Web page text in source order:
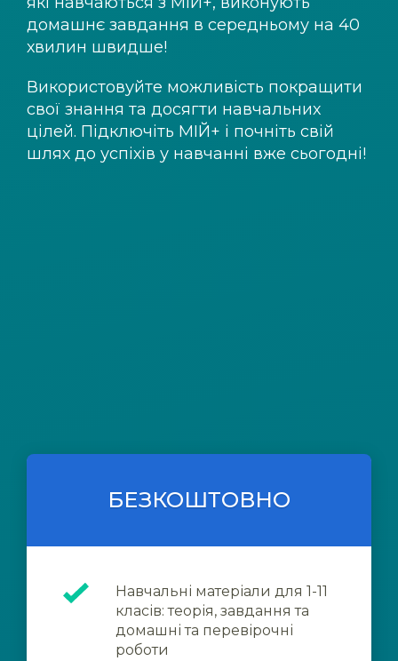
домашнє завдання в середньому на 40
хвилин швидше!
Використовуйте можливість покращити
свої знання та досягти навчальних
цілей. Підключіть МІЙ+ і почніть свій
шлях до успіхів у навчанні вже сьогодні!
БЕЗКОШТОВНО
Навчальні матеріали для 1-11
класів: теорія, завдання та
домашні та перевірочні
роботи